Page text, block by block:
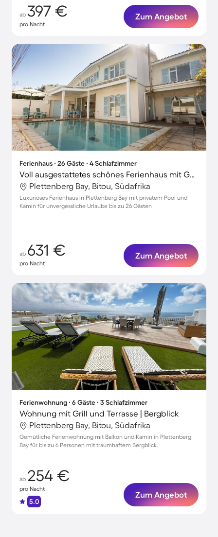
ab 397 €
pro Nacht
Zum Angebot
Ferienhaus ∙ 26 Gäste ∙ 4 Schlafzimmer
Voll ausgestattetes schönes Ferienhaus mit Garten, Terrasse und privatem Pool | Nah am Strand
Plettenberg Bay, Bitou, Südafrika
Luxuriöses Ferienhaus in Plettenberg Bay mit privatem Pool und
Kamin für unvergessliche Urlaube bis zu 26 Gästen
ab 631 €
pro Nacht
Zum Angebot
Ferienwohnung ∙ 6 Gäste ∙ 3 Schlafzimmer
Wohnung mit Grill und Terrasse | Bergblick
Plettenberg Bay, Bitou, Südafrika
Gemütliche Ferienwohnung mit Balkon und Kamin in Plettenberg
Bay für bis zu 6 Personen mit traumhaftem Bergblick.
ab 254 €
pro Nacht
5.0
Zum Angebot